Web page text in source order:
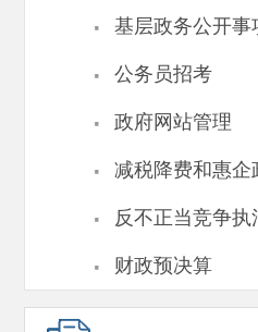
· 基层政务公开事
· 公务员招考
· 政府网站管理
· 减税降费和惠企
· 反不正当竞争执
· 财政预决算